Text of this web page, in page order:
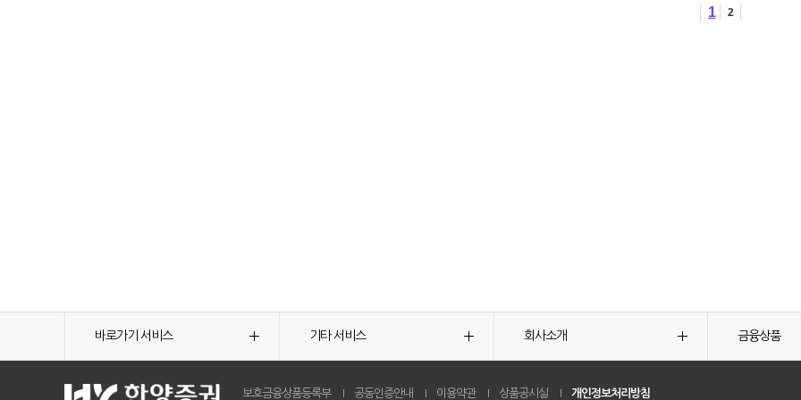
1 2
바로가기 서비스 기타 서비스 회사소개 금융상품
보호금융상품등록부 공동인증안내 이용약관 상품공시실 개인정보처리방침